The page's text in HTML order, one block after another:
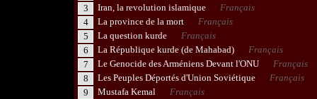
3
Iran, la revolution islamique
Français
4
La province de la mort
Français
5
La question kurde
Français
6
La République kurde (de Mahabad)
Français
7
Le Genocide des Arméniens Devant l'ONU
Français
8
Les Peuples Déportés d'Union Soviétique
Français
9
Mustafa Kemal
Français